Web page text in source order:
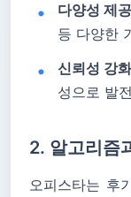
다양성 제
등 다양한
신뢰성 강
성으로 발
2. 알고리즘
오피스타는 후